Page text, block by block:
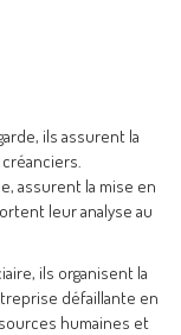
ils assurent la
assurent la mise en
leur analyse au
ils organisent la
défaillante en
humaines et